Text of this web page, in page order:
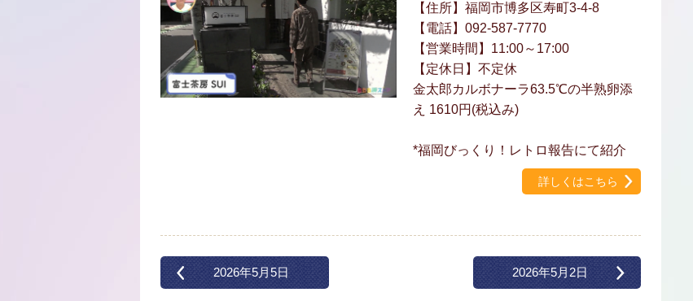
【住所】福岡市博多区寿町3-4-8
【電話】092-587-7770
【営業時間】11:00～17:00
【定休日】不定休
金太郎カルボナーラ63.5℃の半熟卵添
え 1610円(税込み)
*福岡びっくり！レトロ報告にて紹介
詳しくはこちら
2026年5月5日 2026年5月2日